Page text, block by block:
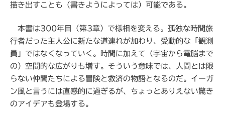
描き出すことも（書きようによっては）可能である。
本書は300年目（第3章）で様相を変える。孤独な時間旅
行者だった主人公に新たな道連れが加わり、受動的な「観測
員」ではなくなっていく。時間に加えて（宇宙から電脳まで
の）空間的な広がりも増す。そういう意味では、人間とは限
らない仲間たちによる冒険と救済の物語となるのだ。イーガ
ン風と言うには直感的に過ぎるが、ちょっとありえない驚き
のアイデアも登場する。